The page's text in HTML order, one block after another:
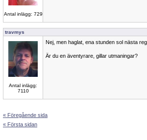
Antal inlägg: 729
travmys
Antal inlägg:
7110
Nej, men haglat, ena stunden sol nästa
Är du en äventyrare, gillar utmaningar?
« Föregående sida
« Första sidan